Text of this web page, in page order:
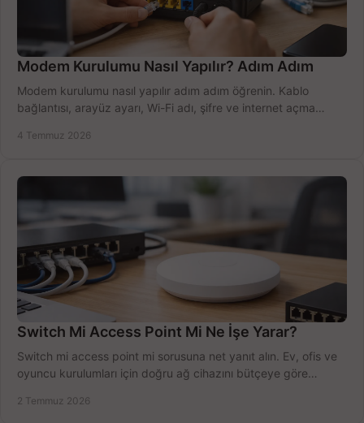
Modem Kurulumu Nasıl Yapılır? Adım Adım
Modem kurulumu nasıl yapılır adım adım öğrenin. Kablo
bağlantısı, arayüz ayarı, Wi-Fi adı, şifre ve internet açma
4 Temmuz 2026
Switch Mi Access Point Mi Ne İşe Yarar?
Switch mi access point mi sorusuna net yanıt alın. Ev, ofis ve
oyuncu kurulumları için doğru ağ cihazını bütçeye göre
2 Temmuz 2026